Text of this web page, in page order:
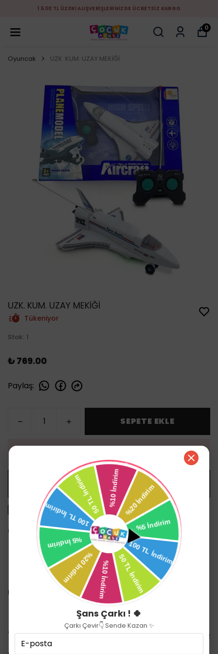
1.500 TL ÜZERİ ALIŞVERİŞLERİNİZDE ÜCRETSİZ KARGO
0
Oyuncak UZK. KUM. UZAY MEKİĞİ
UZK. KUM. UZAY MEKİĞİ
Tükeniyor
Stok: 1
₺ 769.00
Paylaş:
SEPETE EKLE
WHATSAPP
1500 TL üzeri ücretsiz kargo
14 gün içinde iade değişim
Ürün Açıklaması
Uzaktan Kumandalı 2 Fonksiyonlu Uzay Mekiği PY 198-19D
Yorumlar Yorum Yap
Şans Çarkı ! 🍀
Çarkı Çevir👇 Sende Kazan ✨